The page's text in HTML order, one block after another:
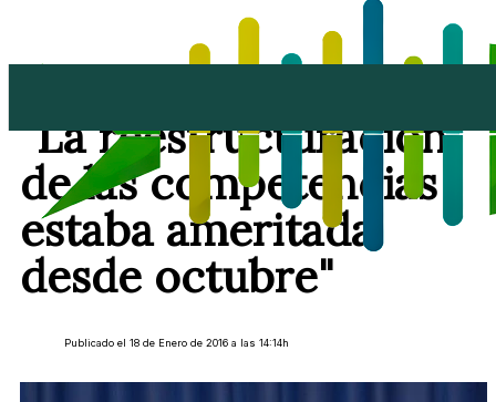
"La reestructuración
de las competencias
estaba ameritada
desde octubre"
Publicado el 18 de Enero de 2016 a las 14:14h